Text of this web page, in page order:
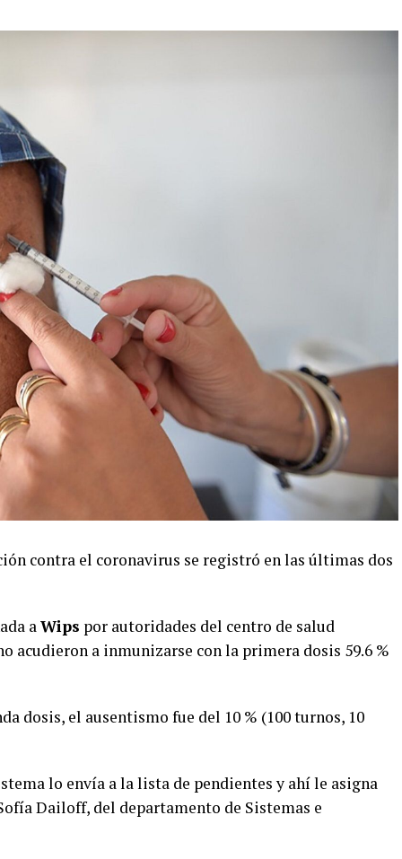
contra el coronavirus se registró en las últimas dos
aWips por autoridades del centro de salud
acudieron a inmunizarse con la primera dosis 59.6 %
dosis, el ausentismo fue del 10 % (100 turnos, 10
lo envía a la lista de pendientes y ahí le asigna
Dailoff, del departamento de Sistemas e